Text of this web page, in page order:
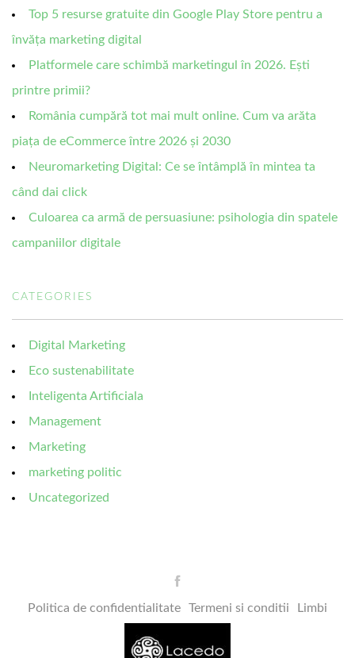
Top 5 resurse gratuite din Google Play Store pentru a
învăța marketing digital
Platformele care schimbă marketingul în 2026. Ești
printre primii?
România cumpără tot mai mult online. Cum va arăta
piața de eCommerce între 2026 și 2030
Neuromarketing Digital: Ce se întâmplă în mintea ta
când dai click
Culoarea ca armă de persuasiune: psihologia din spatele
campaniilor digitale
CATEGORIES
Digital Marketing
Eco sustenabilitate
Inteligenta Artificiala
Management
Marketing
marketing politic
Uncategorized
Politica de confidentialitate Termeni si conditii Limbi